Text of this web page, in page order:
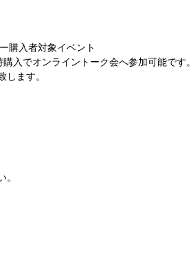
購入者対象イベント
入でオンライントーク会へ参加可能です。
ます。